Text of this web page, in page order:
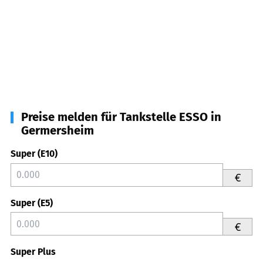
Preise melden für Tankstelle ESSO in
Germersheim
Super (E10)
€
Super (E5)
€
Super Plus